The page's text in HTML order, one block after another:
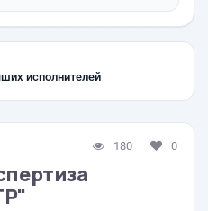
исполнителей
180 0